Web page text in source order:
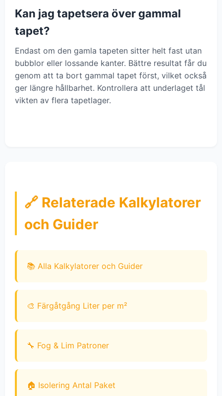
Kan jag tapetsera över gammal
tapet?
Endast om den gamla tapeten sitter helt fast utan
bubblor eller lossande kanter. Bättre resultat får du
genom att ta bort gammal tapet först, vilket också
ger längre hållbarhet. Kontrollera att underlaget tål
vikten av flera tapetlager.
🔗 Relaterade Kalkylatorer
och Guider
📚 Alla Kalkylatorer och Guider
🎨 Färgåtgång Liter per m²
🔧 Fog & Lim Patroner
🏠 Isolering Antal Paket